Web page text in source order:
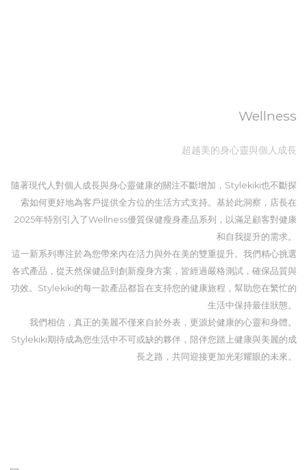
Wellness
超越美的身心靈與個人成長
隨著現代人對個人成長與身心靈健康的關注不斷增加，Stylekiki也不斷探
索如何更好地為客戶提供全方位的生活方式支持。基於此洞察，店長在
2025年特別引入了Wellness優質保健瘦身產品系列，以滿足顧客對健康
和自我提升的需求。
這一新系列專注於為您帶來內在活力與外在美的雙重提升。我們精心挑選
各式產品，從天然保健品到創新瘦身方案，皆經過嚴格測試，確保品質與
功效。Stylekiki的每一款產品都旨在支持您的健康旅程，幫助您在繁忙的
生活中保持最佳狀態。
我們相信，真正的美麗不僅來自於外表，更源於健康的心靈和身體。
Stylekiki期待成為您生活中不可或缺的夥伴，陪伴您踏上健康與美麗的成
長之路，共同迎接更加光彩耀眼的未來。